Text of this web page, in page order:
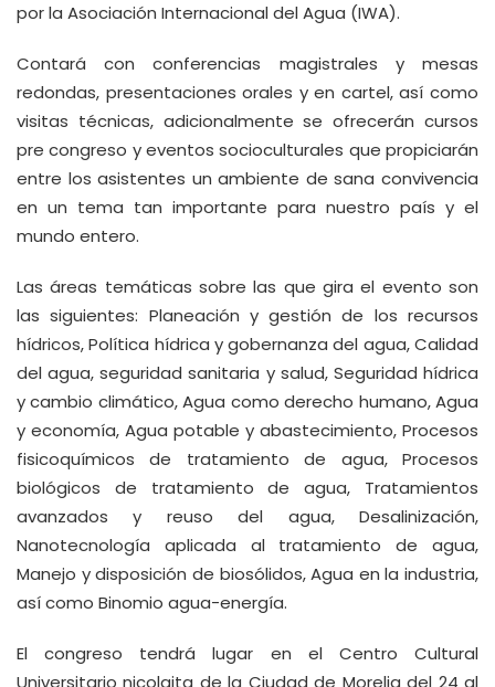
por la Asociación Internacional del Agua (IWA).
Contará con conferencias magistrales y mesas
redondas, presentaciones orales y en cartel, así como
visitas técnicas, adicionalmente se ofrecerán cursos
pre congreso y eventos socioculturales que propiciarán
entre los asistentes un ambiente de sana convivencia
en un tema tan importante para nuestro país y el
mundo entero.
Las áreas temáticas sobre las que gira el evento son
las siguientes: Planeación y gestión de los recursos
hídricos, Política hídrica y gobernanza del agua, Calidad
del agua, seguridad sanitaria y salud, Seguridad hídrica
y cambio climático, Agua como derecho humano, Agua
y economía, Agua potable y abastecimiento, Procesos
fisicoquímicos de tratamiento de agua, Procesos
biológicos de tratamiento de agua, Tratamientos
avanzados y reuso del agua, Desalinización,
Nanotecnología aplicada al tratamiento de agua,
Manejo y disposición de biosólidos, Agua en la industria,
así como Binomio agua-energía.
El congreso tendrá lugar en el Centro Cultural
Universitario nicolaita de la Ciudad de Morelia del 24 al